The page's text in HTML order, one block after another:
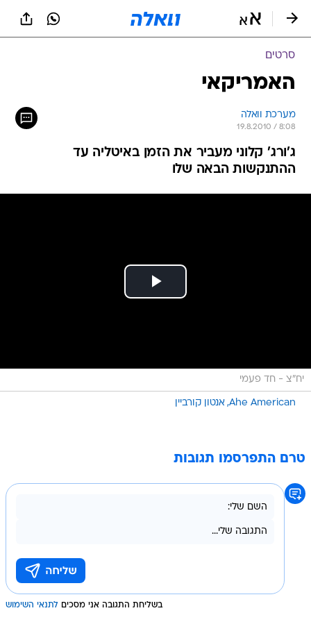
סרטים
האמריקאי
מערכת וואלה
19.8.2010 / 8:08
ג'ורג' קלוני מעביר את הזמן באיטליה עד
ההתנקשות הבאה שלו
יח"צ - חד פעמי
Ahe American אנטון קורביין
טרם התפרסמו תגובות
בשליחת התגובה אני מסכים לתנאי השימוש